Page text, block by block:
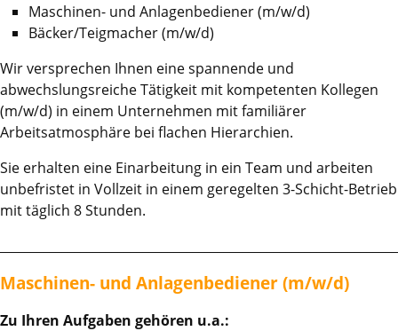
Maschinen- und Anlagenbediener (m/w/d)
Bäcker/Teigmacher (m/w/d)
Wir versprechen Ihnen eine spannende und
abwechslungsreiche Tätigkeit mit kompetenten Kollegen
(m/w/d) in einem Unternehmen mit familiärer
Arbeitsatmosphäre bei flachen Hierarchien.
Sie erhalten eine Einarbeitung in ein Team und arbeiten
unbefristet in Vollzeit in einem geregelten 3-Schicht-Betrieb
mit täglich 8 Stunden.
Maschinen- und Anlagenbediener (m/w/d)
Zu Ihren Aufgaben gehören u.a.: